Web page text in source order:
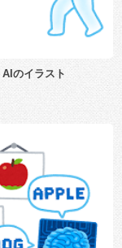
AIのイラスト